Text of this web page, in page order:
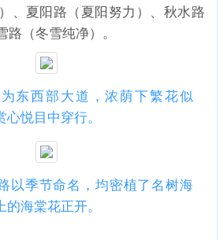
、夏阳路（夏阳努力）、秋水路
路（冬雪纯净）。
东西部大道，浓荫下繁花似
悦目中穿行。
以季节命名，均密植了名树海
海棠花正开。